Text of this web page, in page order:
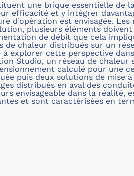
une brique essentielle de
efficacité et y intégrer
d’opération est envisagée.
plusieurs éléments
de débit que cela
de chaleur distribués sur un
explorer cette perspective
Studio, un réseau de
calculé pour une
puis deux solutions de mise
distribués en aval des
envisageable dans la réalité,
et sont caractérisées en